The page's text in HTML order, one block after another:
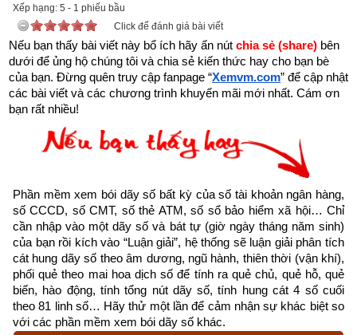
Xếp hạng: 5 - 1 phiếu bầu
Click để đánh giá bài viết
Nếu bạn thấy bài viết này bổ ích hãy ấn nút chia sẻ (share) bên
dưới để ủng hộ chúng tôi và chia sẻ kiến thức hay cho bạn bè
của bạn. Đừng quên truy cập fanpage “Xemvm.com” để cập nhật
các bài viết và các chương trình khuyến mãi mới nhất. Cám ơn
bạn rất nhiều!
Phần mềm xem bói dãy số bất kỳ của số tài khoản ngân hàng,
số CCCD, số CMT, số thẻ ATM, số sổ bảo hiểm xã hội… Chỉ
cần nhập vào một dãy số và bát tự (giờ ngày tháng năm sinh)
của bạn rồi kích vào “Luận giải”, hệ thống sẽ luận giải phân tích
cát hung dãy số theo âm dương, ngũ hành, thiên thời (vận khí),
phối quẻ theo mai hoa dịch số để tính ra quẻ chủ, quẻ hỗ, quẻ
biến, hào động, tính tổng nút dãy số, tính hung cát 4 số cuối
theo 81 linh số… Hãy thử một lần để cảm nhận sự khác biệt so
với các phần mềm xem bói dãy số khác.